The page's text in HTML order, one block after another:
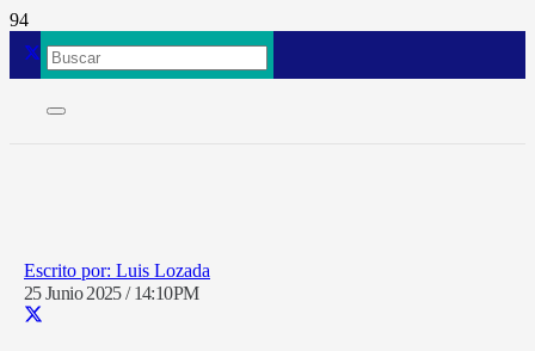
Luis Lozada
25 Junio 2025 / 14:10PM